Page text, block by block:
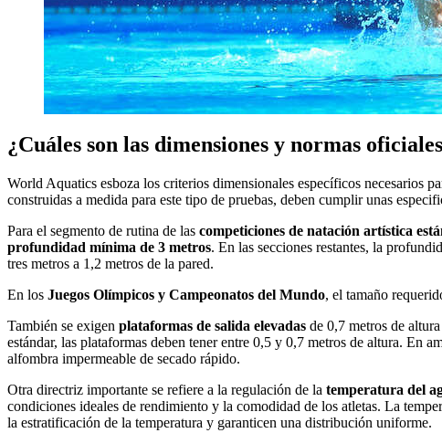
¿Cuáles son las dimensiones y normas
World Aquatics esboza los criterios dimensionales específicos necesarios
construidas a medida para este tipo de pruebas, deben cumplir unas
Para el segmento de rutina de las competiciones de natación artística
profundidad mínima de 3 metros. En las secciones restantes, la
tres metros a 1,2 metros de la pared.
En los Juegos Olímpicos y Campeonatos del Mundo, el tamaño
También se exigen plataformas de salida elevadas de 0,7 metros de
estándar, las plataformas deben tener entre 0,5 y 0,7 metros de altura. En
alfombra impermeable de secado rápido.
Otra directriz importante se refiere a la regulación de la temperatura del
condiciones ideales de rendimiento y la comodidad de los atletas. La
la estratificación de la temperatura y garanticen una distribución uniforme.